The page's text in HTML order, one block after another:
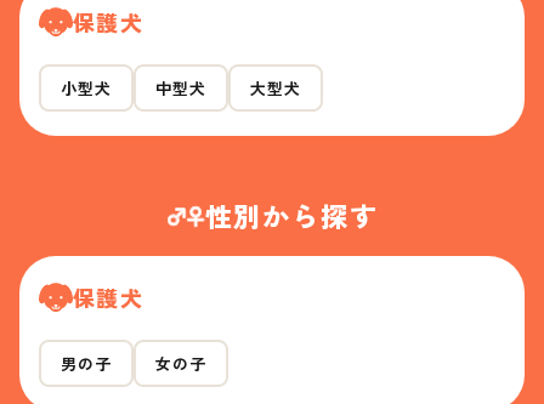
保護犬
小型犬 中型犬 大型犬
性別から探す
保護犬
男の子 女の子